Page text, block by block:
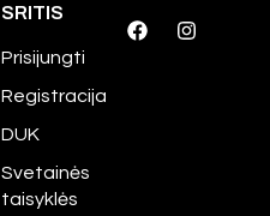
SRITIS
Prisijungti
Registracija
DUK
Svetainės
taisyklės